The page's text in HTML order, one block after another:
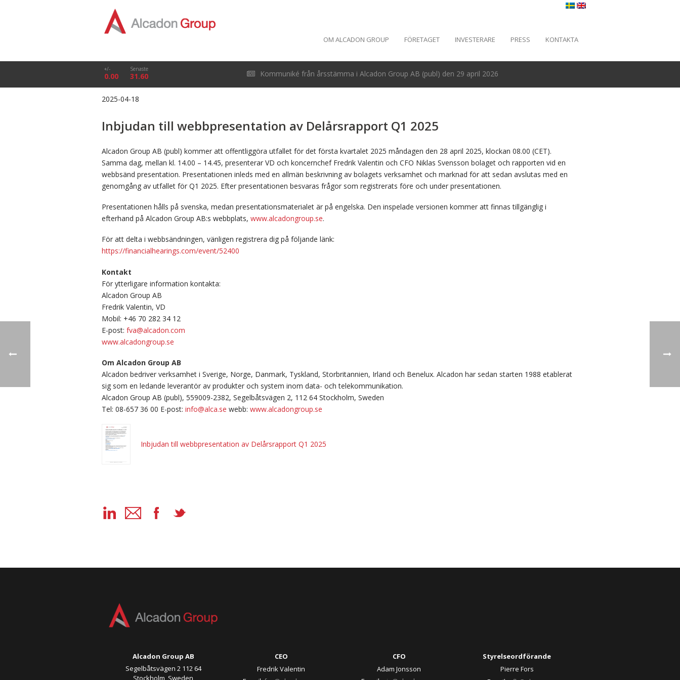
OM ALCADON GROUP FÖRETAGET INVESTERARE PRESS KONTAKTA
+/-
0.00
Senaste
31.60 Kommuniké från årsstämma i Alcadon Group AB (publ) den 29 april 2026
2025-04-18
Inbjudan till webbpresentation av Delårsrapport Q1 2025
Alcadon Group AB (publ) kommer att offentliggöra utfallet för det första kvartalet 2025 måndagen den 28 april 2025, klockan 08.00 (CET).
Samma dag, mellan kl. 14.00 – 14.45, presenterar VD och koncernchef Fredrik Valentin och CFO Niklas Svensson bolaget och rapporten vid en
webbsänd presentation. Presentationen inleds med en allmän beskrivning av bolagets verksamhet och marknad för att sedan avslutas med en
genomgång av utfallet för Q1 2025. Efter presentationen besvaras frågor som registrerats före och under presentationen.
Presentationen hålls på svenska, medan presentationsmaterialet är på engelska. Den inspelade versionen kommer att finnas tillgänglig i
efterhand på Alcadon Group AB:s webbplats, www.alcadongroup.se.
För att delta i webbsändningen, vänligen registrera dig på följande länk:
https://financialhearings.com/event/52400
Kontakt
För ytterligare information kontakta:
Alcadon Group AB
Fredrik Valentin, VD
Mobil: +46 70 282 34 12
E-post: fva@alcadon.com
www.alcadongroup.se
Om Alcadon Group AB
Alcadon bedriver verksamhet i Sverige, Norge, Danmark, Tyskland, Storbritannien, Irland och Benelux. Alcadon har sedan starten 1988 etablerat
sig som en ledande leverantör av produkter och system inom data- och telekommunikation.
Alcadon Group AB (publ), 559009-2382, Segelbåtsvägen 2, 112 64 Stockholm, Sweden
Tel: 08-657 36 00 E-post: info@alca.se webb: www.alcadongroup.se
Inbjudan till webbpresentation av Delårsrapport Q1 2025
Alcadon Group AB
Segelbåtsvägen 2 112 64
Stockholm, Sweden
CEO
Fredrik Valentin
CFO
Adam Jonsson
Styrelseordförande
Pierre Fors